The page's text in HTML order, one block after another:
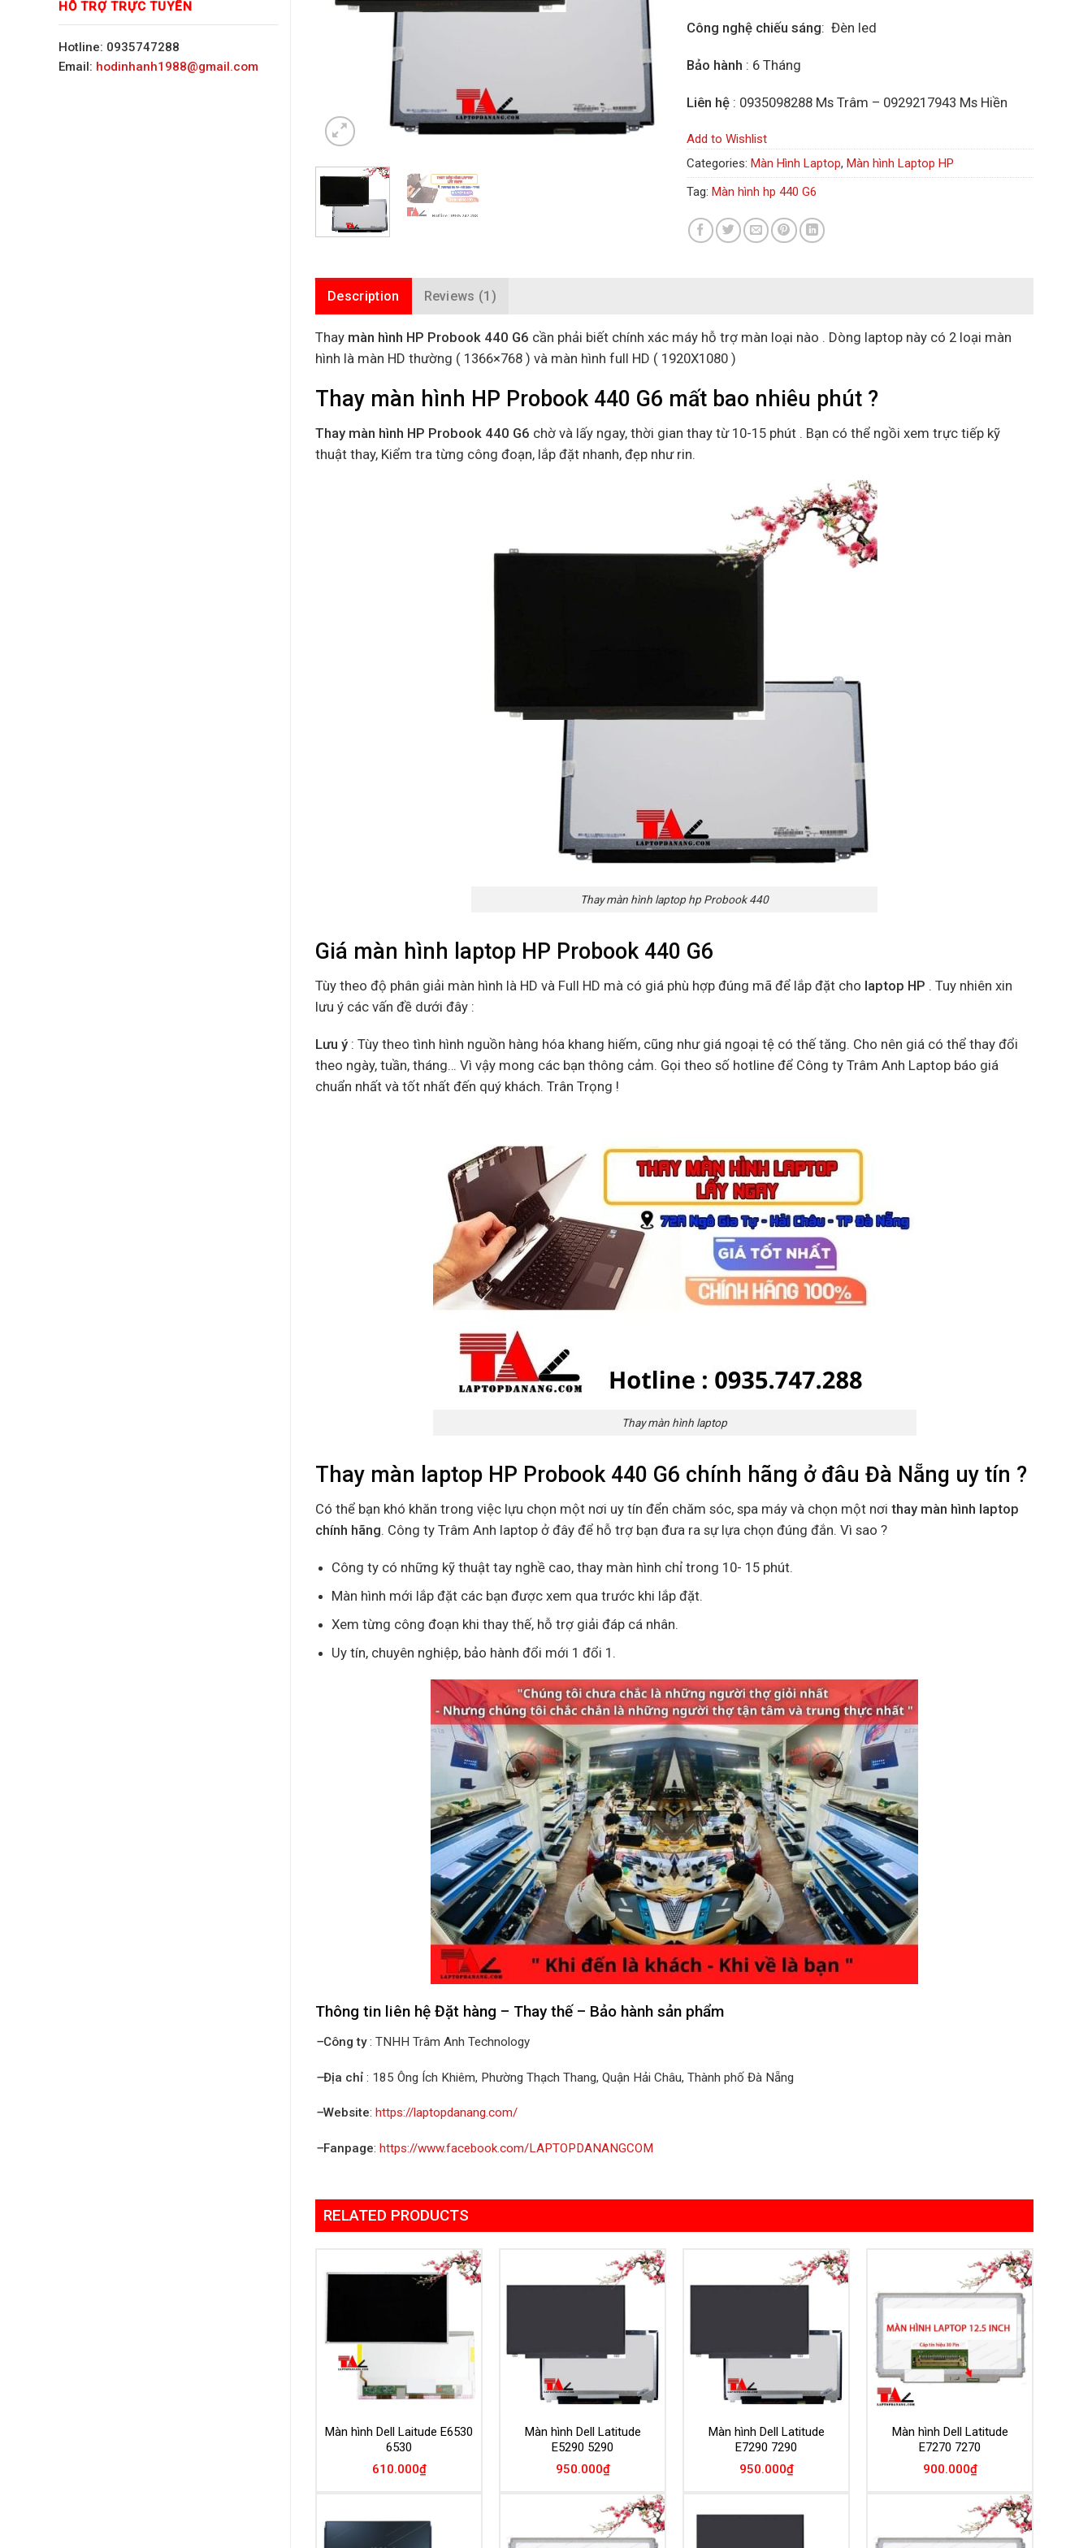
HỖ TRỢ TRỰC TUYẾN
Hotline: 0935747288
Email: hodinhanh1988@gmail.com
Công nghệ chiếu sáng: Đèn led
Bảo hành : 6 Tháng
Liên hệ : 0935098288 Ms Trâm – 0929217943 Ms Hiền
Add to Wishlist
Categories: Màn Hình Laptop, Màn hình Laptop HP
Tag: Màn hình hp 440 G6
Description Reviews (1)
Thay màn hình HP Probook 440 G6 cần phải biết chính xác máy hỗ trợ màn loại nào . Dòng laptop này có 2 loại màn
hình là màn HD thường ( 1366×768 ) và màn hình full HD ( 1920X1080 )
Thay màn hình HP Probook 440 G6 mất bao nhiêu phút ?
Thay màn hình HP Probook 440 G6 chờ và lấy ngay, thời gian thay từ 10-15 phút . Bạn có thể ngồi xem trực tiếp kỹ
thuật thay, Kiểm tra từng công đoạn, lắp đặt nhanh, đẹp như rin.
Thay màn hình laptop hp Probook 440
Giá màn hình laptop HP Probook 440 G6
Tùy theo độ phân giải màn hình là HD và Full HD mà có giá phù hợp đúng mã để lắp đặt cho laptop HP . Tuy nhiên xin
lưu ý các vấn đề dưới đây :
Lưu ý : Tùy theo tình hình nguồn hàng hóa khang hiếm, cũng như giá ngoại tệ có thế tăng. Cho nên giá có thể thay đổi
theo ngày, tuần, tháng… Vì vậy mong các bạn thông cảm. Gọi theo số hotline để Công ty Trâm Anh Laptop báo giá
chuẩn nhất và tốt nhất đến quý khách. Trân Trọng !
Thay màn hình laptop
Thay màn laptop HP Probook 440 G6 chính hãng ở đâu Đà Nẵng uy tín ?
Có thể bạn khó khăn trong việc lựu chọn một nơi uy tín đển chăm sóc, spa máy và chọn một nơi thay màn hình laptop
chính hãng. Công ty Trâm Anh laptop ở đây để hỗ trợ bạn đưa ra sự lựa chọn đúng đắn. Vì sao ?
Công ty có những kỹ thuật tay nghề cao, thay màn hình chỉ trong 10- 15 phút.
Màn hình mới lắp đặt các bạn được xem qua trước khi lắp đặt.
Xem từng công đoạn khi thay thế, hỗ trợ giải đáp cá nhân.
Uy tín, chuyên nghiệp, bảo hành đổi mới 1 đổi 1.
Thông tin liên hệ Đặt hàng – Thay thế – Bảo hành sản phẩm
–Công ty: TNHH Trâm Anh Technology
–Địa chỉ : 185 Ông Ích Khiêm, Phường Thạch Thang, Quận Hải Châu, Thành phố Đà Nẵng
–Website: https://laptopdanang.com/
–Fanpage: https://www.facebook.com/LAPTOPDANANGCOM
RELATED PRODUCTS
Màn hình Dell Laitude E6530
6530
610.000₫
Màn hình Dell Latitude
E5290 5290
950.000₫
Màn hình Dell Latitude
E7290 7290
950.000₫
Add to
Màn hình Dell Latitude
E7270 7270
900.000₫
Add to
Add to